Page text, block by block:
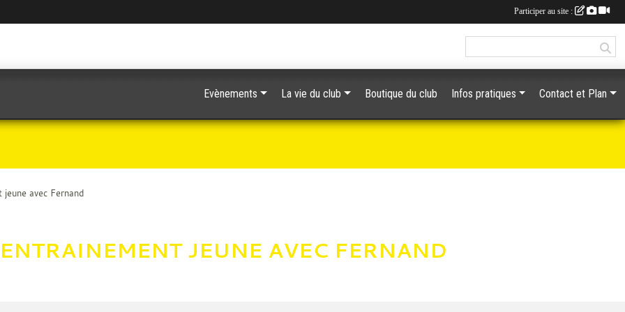
avec Fernand
JEUNE AVEC FERNAND
Evènements La vie du club Boutique du club Infos pratiques Contact et Plan
Participer au site :